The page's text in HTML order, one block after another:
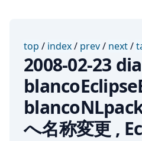
top / index/ prev/ next/
2008-02-23
へ名称変更 ,